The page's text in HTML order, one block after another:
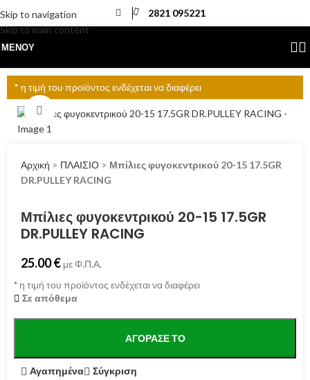
Skip to navigation
Skip to main content
2821 095221
ΜΕΝΟΎ
* η τιμή του προϊόντος ενδέχεται να διαφέρει
Click to enlarge
Αρχική > ΠΛΑΙΣΙΟ > Μπίλιες φυγοκεντρικού 20-15 17.5GR
DR.PULLEY RACING
Μπίλιες φυγοκεντρικού 20-15 17.5GR
DR.PULLEY RACING
25.00€ με Φ.Π.Α.
*η τιμή του προϊόντος ενδέχεται να διαφέρει
Σε απόθεμα
ΑΓΌΡΑΣΕ ΤΟ
Αγαπημένα Σύγκριση